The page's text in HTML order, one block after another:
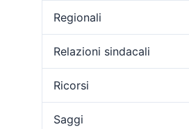
Regionali
Relazioni sindacali
Ricorsi
Saggi